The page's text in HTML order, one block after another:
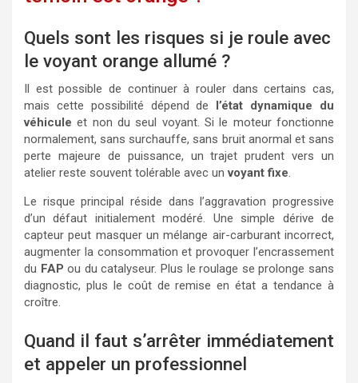
Quels sont les risques si je roule avec
le voyant orange allumé ?
Il est possible de continuer à rouler dans certains cas,
mais cette possibilité dépend de l’état dynamique du
véhicule et non du seul voyant. Si le moteur fonctionne
normalement, sans surchauffe, sans bruit anormal et sans
perte majeure de puissance, un trajet prudent vers un
atelier reste souvent tolérable avec unvoyant fixe.
Le risque principal réside dans l’aggravation progressive
d’un défaut initialement modéré. Une simple dérive de
capteur peut masquer un mélange air-carburant incorrect,
augmenter la consommation et provoquer l’encrassement
du FAP ou du catalyseur. Plus le roulage se prolonge sans
diagnostic, plus le coût de remise en état a tendance à
croître.
Quand il faut s’arrêter immédiatement
et appeler un professionnel